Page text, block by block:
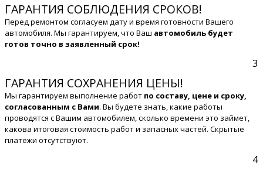
ГАРАНТИЯ СОБЛЮДЕНИЯ СРОКОВ!
Перед ремонтом согласуем дату и время готовности Вашего
автомобиля. Мы гарантируем, что Ваш автомобиль будет
готов точно в заявленный срок!
3
ГАРАНТИЯ СОХРАНЕНИЯ ЦЕНЫ!
Мы гарантируем выполнение работ по составу, цене и сроку,
согласованным с Вами. Вы будете знать, какие работы
проводятся с Вашим автомобилем, сколько времени это займет,
какова итоговая стоимость работ и запасных частей. Скрытые
платежи отсутствуют.
4